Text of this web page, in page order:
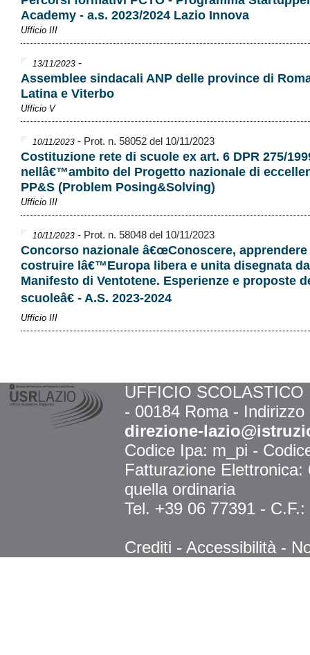
Academy - a.s. 2023/2024 Lazio Innova
Ufficio III
13/11/2023 -
Assemblee sindacali ANP delle province di
Latina e Viterbo
Ufficio V
10/11/2023 - Prot. n. 58052 del 10/11/2023
Costituzione rete di scuole ex art. 6 DPR 275/
nellâ€™ambito del Progetto nazionale di
PP&S (Problem Posing&Solving)
Ufficio III
10/11/2023 - Prot. n. 58048 del 10/11/2023
Concorso nazionale â€œConoscere, apprendere
costruire lâ€™Europa libera e unita disegnata
Manifesto di Ventotene. Esperienze e proposte
scuoleâ€ - A.S. 2023-2024
Ufficio III
UFFICIO
- 00184 Roma -
direzione-
Codice Ipa: m_pi -
Fatturazione
quella ordinaria
Tel. +39 06 77391 -
Crediti - Accessibilità -